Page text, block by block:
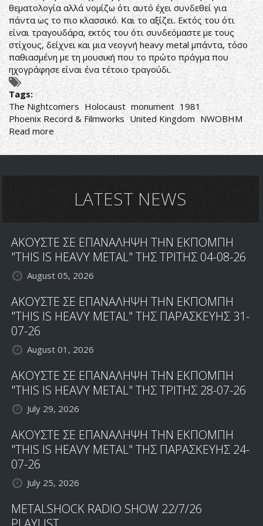
θεματολογία αλλά νομίζω ότι αυτό έχει συνδεθεί για
πάντα ως το πιο κλασσικό. Και το αξίζει. Εκτός του ότι
είναι τραγουδάρα, εκτός του ότι συνδεόμαστε με τους
στίχους, δείχνει και μια νεογνή heavy metal μπάντα, τόσο
παθιασμένη με τη μουσική που το πρώτο πράγμα που
ηχογράφησε είναι ένα τέτοιο τραγούδι.
Tags:
The Nightcomers Holocaust monument 1981
Phoenix Record & Filmworks United Kingdom NWOBHM
Read more about
Holocaust-
The
LATEST NEWS
ΑΚΟΥΣΤΕ ΣΕ ΕΠΑΝΑΛΗΨΗ ΤΗΝ ΕΚΠΟΜΠΗ
"THIS IS HEAVY METAL" ΤΗΣ ΤΡΙΤΗΣ 04-08-26
August 05, 2026
ΑΚΟΥΣΤΕ ΣΕ ΕΠΑΝΑΛΗΨΗ ΤΗΝ ΕΚΠΟΜΠΗ
"THIS IS HEAVY METAL" ΤΗΣ ΠΑΡΑΣΚΕΥΗΣ 31-
07-26
August 01, 2026
ΑΚΟΥΣΤΕ ΣΕ ΕΠΑΝΑΛΗΨΗ ΤΗΝ ΕΚΠΟΜΠΗ
"THIS IS HEAVY METAL" ΤΗΣ ΤΡΙΤΗΣ 28-07-26
July 29, 2026
ΑΚΟΥΣΤΕ ΣΕ ΕΠΑΝΑΛΗΨΗ ΤΗΝ ΕΚΠΟΜΠΗ
"THIS IS HEAVY METAL" ΤΗΣ ΠΑΡΑΣΚΕΥΗΣ 24-
07-26
July 25, 2026
METALSHOCK RADIO SHOW 22/7/26